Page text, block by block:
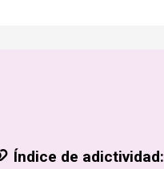
Índice de adictividad: